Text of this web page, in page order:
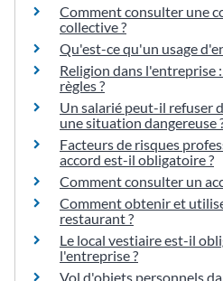
Comment consulter une
collective ?
Qu'est-ce qu'un usage
Religion dans l'entreprise
règles ?
Un salarié peut-il refuser
une situation dangereuse
Facteurs de risques
accord est-il obligatoire ?
Comment consulter un
Comment obtenir et
restaurant ?
Le local vestiaire est-il
l'entreprise ?
Vol d'objets personnels